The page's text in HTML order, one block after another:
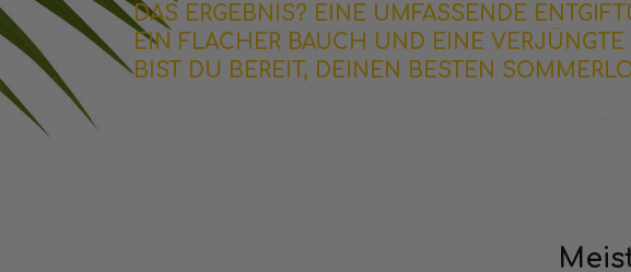
DAS ERGEBNIS? EINE UMFASSENDE
EIN FLACHER BAUCH UND EINE VERJÜNGTE
BIST DU BEREIT, DEINEN BESTEN